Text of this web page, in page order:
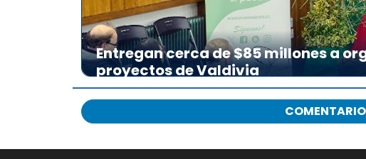
Entregan cerca de $85 millones a
proyectos de Valdivia